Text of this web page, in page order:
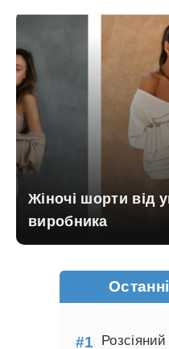
Жіночі шорти від
виробника